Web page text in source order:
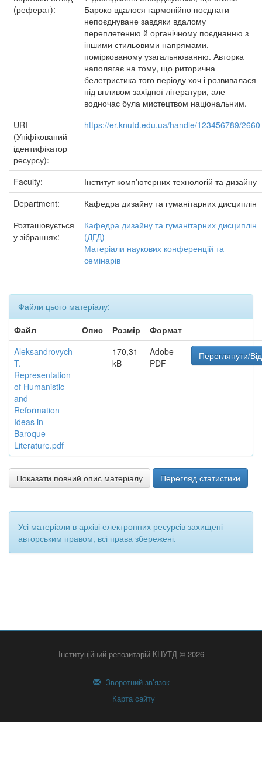
(реферат):
Бароко вдалося гармонійно поєднати
непоєднуване завдяки вдалому
переплетенню й органічному поєднанню з
іншими стильовими напрямами,
поміркованому узагальнюванню. Авторка
наполягає на тому, що риторична
белетристика того періоду хоч і розвивалася
під впливом західної літератури, але
водночас була мистецтвом національним.
URI
(Уніфікований
ідентифікатор
ресурсу):
https://er.knutd.edu.ua/handle/123456789/2660
Faculty:
Інститут комп'ютерних технологій та дизайну
Department:
Кафедра дизайну та гуманітарних дисциплін
Розташовується
у зібраннях:
Кафедра дизайну та гуманітарних дисциплін
(ДГД)
Матеріали наукових конференцій та
семінарів
Файли цього матеріалу:
Файл
Опис Розмір
Формат
Aleksandrovych
T.
Representation
of Humanistic
and
Reformation
Ideas in
Baroque
Literature.pdf
170,31
kB
Adobe
PDF
Переглянути/
Показати повний опис матеріалу Перегляд статистики
Усі матеріали в архіві електронних ресурсів захищені
авторським правом, всі права збережені.
Інституційний репозитарій КНУТД © 2026
Зворотний зв’язок
Карта сайту